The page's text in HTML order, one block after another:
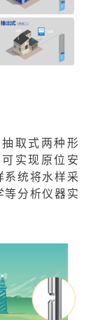
取式两种形
实现原位安
系统将水样采
等分析仪器实